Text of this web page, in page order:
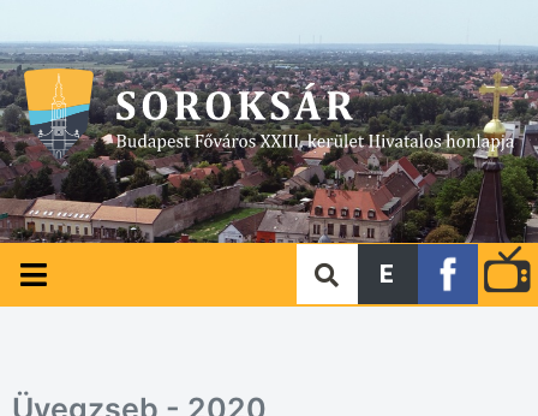
E
Üvegzseb - 2020